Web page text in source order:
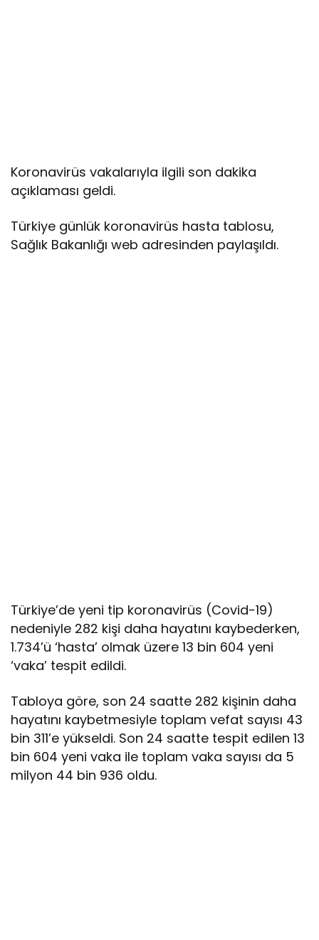
Koronavirüs vakalarıyla ilgili son dakika
açıklaması geldi.
Türkiye günlük koronavirüs hasta tablosu,
Sağlık Bakanlığı web adresinden paylaşıldı.
Türkiye’de yeni tip koronavirüs (Covid-19)
nedeniyle 282 kişi daha hayatını kaybederken,
1.734’ü ‘hasta’ olmak üzere 13 bin 604 yeni
‘vaka’ tespit edildi.
Tabloya göre, son 24 saatte 282 kişinin daha
hayatını kaybetmesiyle toplam vefat sayısı 43
bin 311’e yükseldi. Son 24 saatte tespit edilen 13
bin 604 yeni vaka ile toplam vaka sayısı da 5
milyon 44 bin 936 oldu.